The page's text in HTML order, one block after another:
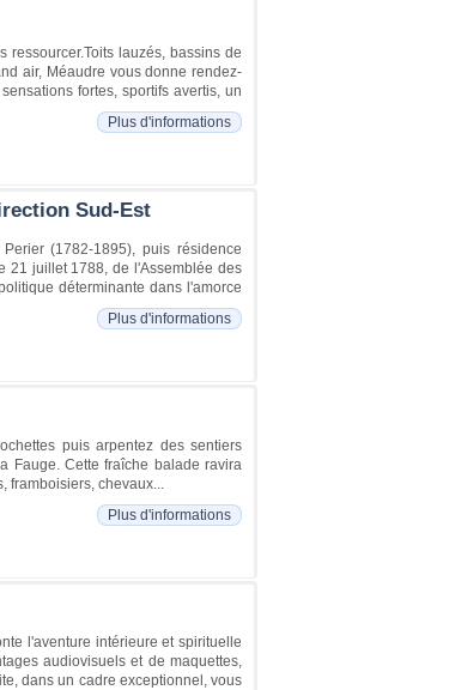
lauzés, bassins de
air, Méaudre vous donne rendez-
fortes, sportifs avertis, un
Plus d'informations
Sud-Est
(1782-1895), puis résidence
21 juillet 1788, de l'Assemblée des
déterminante dans l'amorce
Plus d'informations
puis arpentez des sentiers
Fauge. Cette fraîche balade ravira
chevaux...
Plus d'informations
l'aventure intérieure et spirituelle
audiovisuels et de maquettes,
dans un cadre exceptionnel, vous